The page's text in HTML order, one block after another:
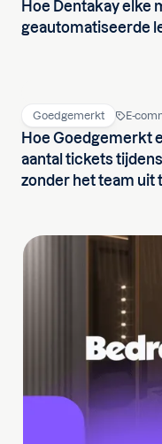
Hoe Dentakay elke
geautomatiseerde
Goedgemerkt E-
Hoe Goedgemerkt
aantal tickets
zonder het team uit